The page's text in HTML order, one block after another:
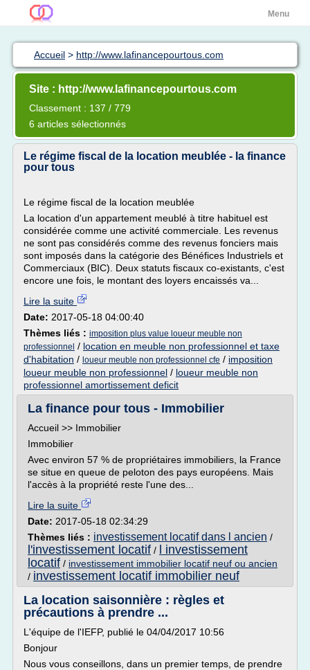
Menu
Accueil > http://www.lafinancepourtous.com
Site : http://www.lafinancepourtous.com
Classement : 137 / 779
6 articles sélectionnés
Le régime fiscal de la location meublée - la finance
pour tous
Le régime fiscal de la location meublée
La location d'un appartement meublé à titre habituel est
considérée comme une activité commerciale. Les revenus
ne sont pas considérés comme des revenus fonciers mais
sont imposés dans la catégorie des Bénéfices Industriels et
Commerciaux (BIC). Deux statuts fiscaux co-existants, c'est
encore une fois, le montant des loyers encaissés va...
Lire la suite
Date: 2017-05-18 04:00:40
Thèmes liés : imposition plus value loueur meuble non
professionnel / location en meuble non professionnel et taxe
d'habitation / loueur meuble non professionnel cfe / imposition
loueur meuble non professionnel / loueur meuble non
professionnel amortissement deficit
La finance pour tous - Immobilier
Accueil >> Immobilier
Immobilier
Avec environ 57 % de propriétaires immobiliers, la France
se situe en queue de peloton des pays européens. Mais
l'accès à la propriété reste l'une des...
Lire la suite
Date: 2017-05-18 02:34:29
Thèmes liés : investissement locatif dans l ancien /
l'investissement locatif /
l investissement
locatif / investissement immobilier locatif neuf ou ancien
/ investissement locatif immobilier neuf
La location saisonnière : règles et
précautions à prendre ...
L'équipe de l'IEFP, publié le 04/04/2017 10:56
Bonjour
Nous vous conseillons, dans un premier temps, de prendre